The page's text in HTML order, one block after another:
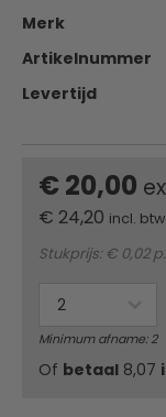
Merk
Artikelnummer
Levertijd
€ 20,00
€ 24,20 incl. btw
Stukprijs: € 0,02
Minimum afname: 2
Of betaal 8,07